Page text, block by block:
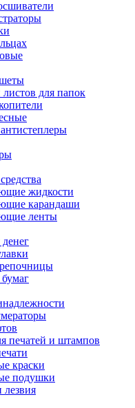
листов для папок
жидкости
карандаши
ленты
печатей и штампов
краски
подушки